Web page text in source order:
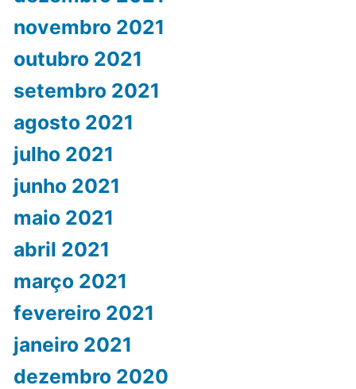
novembro 2021
outubro 2021
setembro 2021
agosto 2021
julho 2021
junho 2021
maio 2021
abril 2021
março 2021
fevereiro 2021
janeiro 2021
dezembro 2020